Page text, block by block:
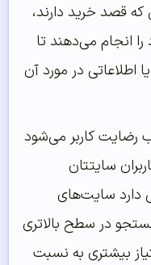
که قصد خرید دارند،
انجام می‌‌دهند تا
اطلاعاتی در مورد آن
رضایت کاربر می‌شود
سایتتان
دارد سایت‌های
در سطح بالاتری
بیشتری به نسبت